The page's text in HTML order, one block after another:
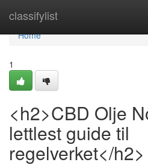
classifylist
Home
Home
1
<h2>CBD Olje
lettlest guide til
regelverket</h2>